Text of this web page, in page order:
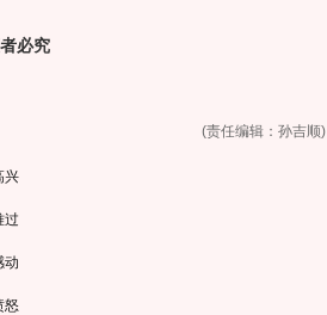
必究
(责任编辑：孙吉顺)
兴
过
动
怒